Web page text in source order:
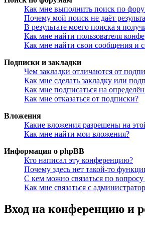
Как мне выполнить поиск по
Почему мой поиск не даёт
В результате моего поиска я
Как мне найти пользователя
Как мне найти свои сообщения и
Подписки и закладки
Чем закладки отличаются от
Как мне сделать закладку или
Как мне подписаться на
Как мне отказаться от подписки?
Вложения
Какие вложения разрешены на
Как мне найти мои вложения?
Информация о phpBB
Кто написал эту конференцию?
Почему здесь нет такой-то
С кем можно связаться по
Как мне связаться с
Вход на конференцию и